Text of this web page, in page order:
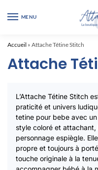
MENU
Accueil » Attache Tétine Stitch
Attache
L’Attache Tétine Stitch
praticité et univers
tetine pour bebe avec
style coloré et
personnage espiègle.
propre et toujours à
touche originale à la